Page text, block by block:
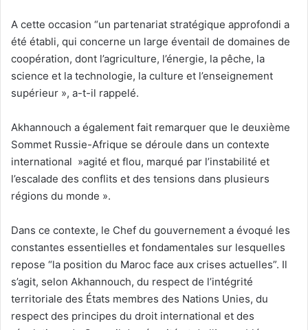
A cette occasion “un partenariat stratégique approfondi a
été établi, qui concerne un large éventail de domaines de
coopération, dont l’agriculture, l’énergie, la pêche, la
science et la technologie, la culture et l’enseignement
supérieur », a-t-il rappelé.
Akhannouch a également fait remarquer que le deuxième
Sommet Russie-Afrique se déroule dans un contexte
international »agité et flou, marqué par l’instabilité et
l’escalade des conflits et des tensions dans plusieurs
régions du monde ».
Dans ce contexte, le Chef du gouvernement a évoqué les
constantes essentielles et fondamentales sur lesquelles
repose “la position du Maroc face aux crises actuelles”. Il
s’agit, selon Akhannouch, du respect de l’intégrité
territoriale des États membres des Nations Unies, du
respect des principes du droit international et des